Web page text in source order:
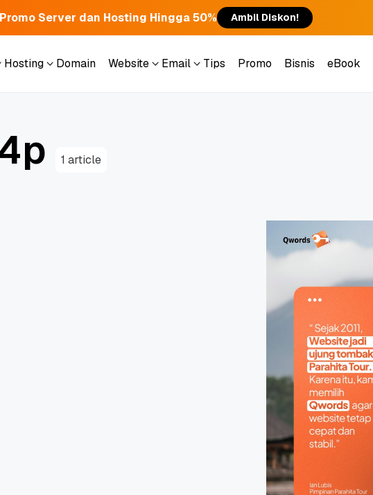
Server dan Hosting Hingga 50% Ambil Diskon!
Hosting
Domain
Website
Email
Tips
Promo
Bisnis
eBook
p 1 article